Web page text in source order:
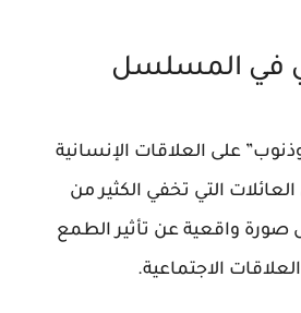
في المسلسل
على العلاقات الإنسانية
التي تخفي الكثير من
صورة واقعية عن تأثير الطمع
الاجتماعية.